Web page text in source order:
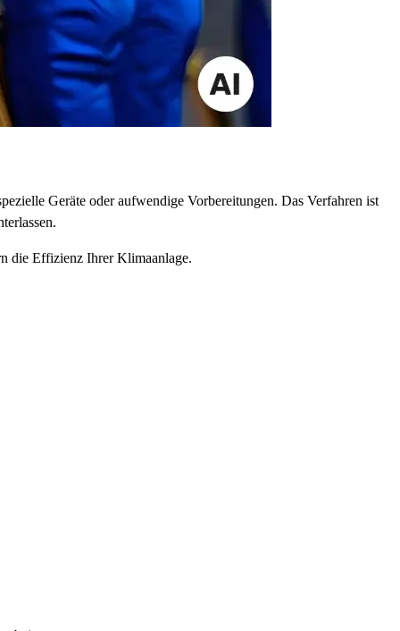
Geräte oder aufwendige Vorbereitungen. Das Verfahren ist
die Effizienz Ihrer Klimaanlage.